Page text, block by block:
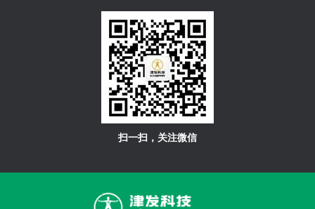
扫一扫，关注微信